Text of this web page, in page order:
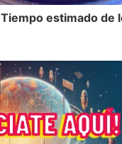
Tiempo estimado de